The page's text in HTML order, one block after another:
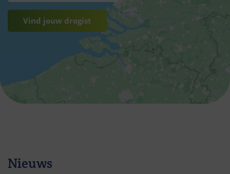
Vind jouw drogist
Nieuws